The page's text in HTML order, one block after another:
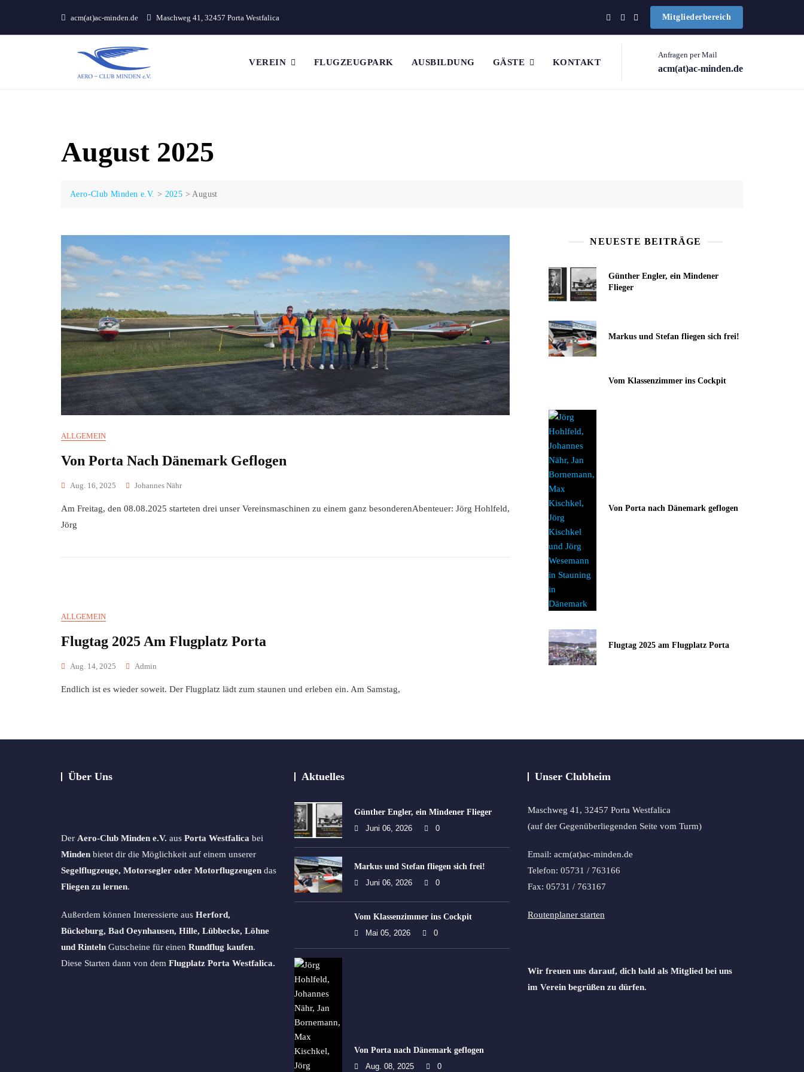
content
acm(at)ac-minden.de Maschweg 41, 32457 Porta Westfalica Mitgliederbereich
VEREIN FLUGZEUGPARK AUSBILDUNG GÄSTE KONTAKT
Anfragen per Mail
acm(at)ac-minden.de
August 2025
Aero-Club Minden e.V. > 2025 >August
ALLGEMEIN
Von Porta Nach Dänemark Geflogen
Aug. 16, 2025 Johannes Nähr
Am Freitag, den 08.08.2025 starteten drei unser Vereinsmaschinen zu einem ganz besonderenAbenteuer: Jörg Hohlfeld,
Jörg
ALLGEMEIN
Flugtag 2025 Am Flugplatz Porta
Aug. 14, 2025 Admin
Endlich ist es wieder soweit. Der Flugplatz lädt zum staunen und erleben ein. Am Samstag,
NEUESTE BEITRÄGE
Günther Engler, ein Mindener
Flieger
Markus und Stefan fliegen sich frei!
Vom Klassenzimmer ins Cockpit
Von Porta nach Dänemark geflogen
Flugtag 2025 am Flugplatz Porta
Über Uns
Der Aero-Club Minden e.V. aus Porta Westfalica bei
Minden bietet dir die Möglichkeit auf einem unserer
Segelflugzeuge, Motorsegler oder Motorflugzeugen das
Fliegen zu lernen.
Außerdem können Interessierte aus Herford,
Bückeburg, Bad Oeynhausen, Hille, Lübbecke, Löhne
und Rinteln Gutscheine für einen Rundflug kaufen.
Diese Starten dann von dem Flugplatz Porta Westfalica.
Aktuelles
Günther Engler, ein Mindener Flieger
Juni 06, 2026
0
Markus und Stefan fliegen sich frei!
Juni 06, 2026
0
Vom Klassenzimmer ins Cockpit
Mai 05, 2026
0
Von Porta nach Dänemark geflogen
Aug. 08, 2025
0
Unser Clubheim
Maschweg 41, 32457 Porta Westfalica
(auf der Gegenüberliegenden Seite vom Turm)
Email: acm(at)ac-minden.de
Telefon: 05731 / 763166
Fax: 05731 / 763167
Routenplaner starten
Wir freuen uns darauf, dich bald als Mitglied bei uns
im Verein begrüßen zu dürfen.